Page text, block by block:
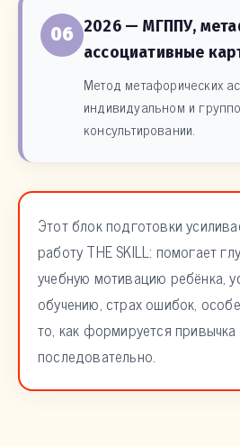
06
2026 — МГППУ,
ассоциативные
Метод метафорических
индивидуальном и
консультировании.
Этот блок подготовки
работу THE SKILL: помогает
учебную мотивацию ребёнка,
обучению, страх ошибок,
то, как формируется привычка
последовательно.